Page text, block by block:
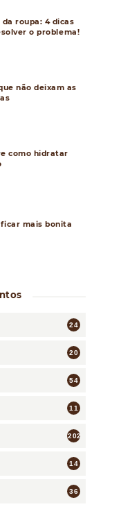
roupa: 4 dicas
o problema!
não deixam as
como hidratar
mais bonita
24
20
54
11
202
14
36